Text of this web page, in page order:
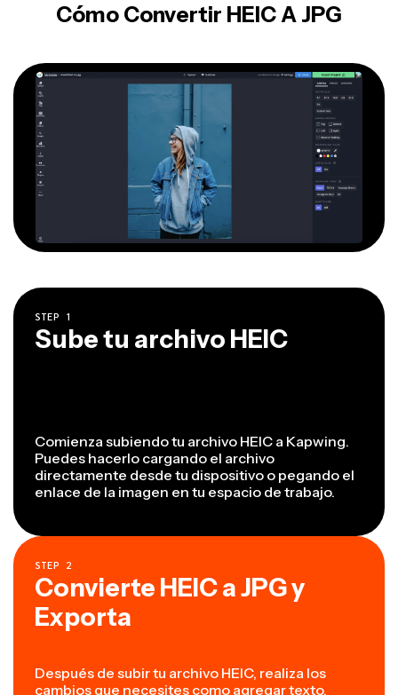
Cómo Convertir HEIC A JPG
STEP 1
Sube tu archivo HEIC
Comienza subiendo tu archivo HEIC a Kapwing.
Puedes hacerlo cargando el archivo
directamente desde tu dispositivo o pegando el
enlace de la imagen en tu espacio de trabajo.
STEP 2
Convierte HEIC a JPG y
Exporta
Después de subir tu archivo HEIC, realiza los
cambios que necesites como agregar texto,